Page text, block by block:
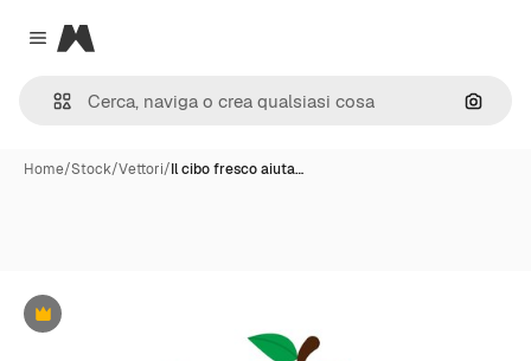
Close menu
Magnific
Cerca
Home/Stock/Vettori/Il cibo fresco aiuta…
Premium